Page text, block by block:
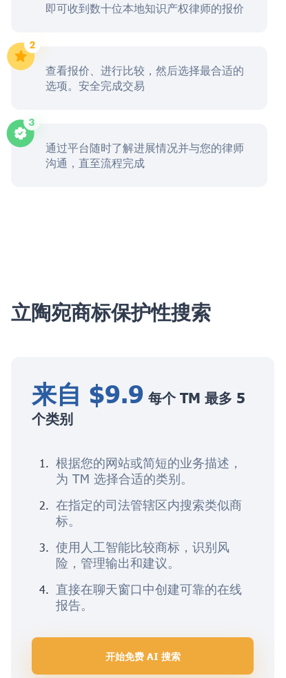
即可收到数十位本地知识产权律师的报价
查看报价、进行比较，然后选择最合适的
选项。安全完成交易
通过平台随时了解进展情况并与您的律师
沟通，直至流程完成
立陶宛商标保护性搜索
来自 $9.9 每个 TM 最多 5
个类别
根据您的网站或简短的业务描述，
为 TM 选择合适的类别。
在指定的司法管辖区内搜索类似商
标。
使用人工智能比较商标，识别风
险，管理输出和建议。
直接在聊天窗口中创建可靠的在线
报告。
开始免费 AI 搜索